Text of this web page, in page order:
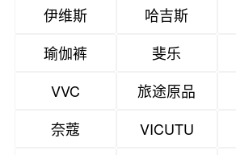
伊维斯 哈吉斯
瑜伽裤
斐乐
VVC
旅途原品
奈蔻
VICUTU